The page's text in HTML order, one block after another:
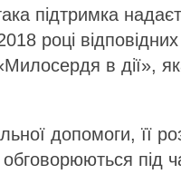
підтримка
році
в дії»,
допомоги, її
під